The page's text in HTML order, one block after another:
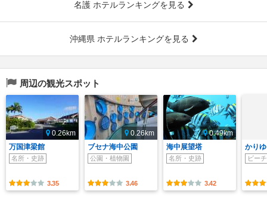
名護 ホテルランキングを見る
沖縄県 ホテルランキングを見る
周辺の観光スポット
0.26km
万国津梁館
名所・史跡
3.35
0.26km
ブセナ海中公園
公園・植物園
3.46
0.49km
海中展望塔
名所・史跡
3.42
かり
ビーチ